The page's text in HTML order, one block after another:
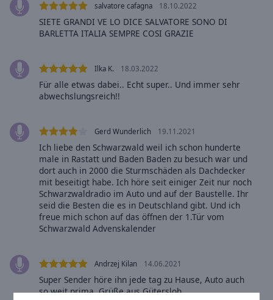
Modal
Dialog
window.
salvatore cafagna 18.10.2022
SIETE GRANDI VE LO DICE SALVATORE SONO DI
BARLETTA ITALIA SEMPRE COSI GRAZIE
Ilka K. 18.03.2022
Für alle etwas dabei.. Echt super.. Und immer sehr
abwechslungsreich!!
Gerd Wunderlich 19.11.2021
Ich liebe den Schwarzwald weil ich schon hunderte
male in Rastatt und Baden Baden zu besuch war und
dort auch in 2000 die Sturmschäden als Dachdecker
mit beseitigt habe. Ich höre seit einiger Zeit nur noch
Schwarzwaldradio im Auto und auf der Baustelle. Ihr
seid die Besten die es in Deutschland gibt. Und ich
freue mich schon auf das öffnen der 1.Tür vom
Schwarzwald Advenskalender
Andrzej Kilan 14.06.2021
Super Sender höre ihn jede tag zu Hause, Auto auch
so weit prima. Grüße aus Gütersloh